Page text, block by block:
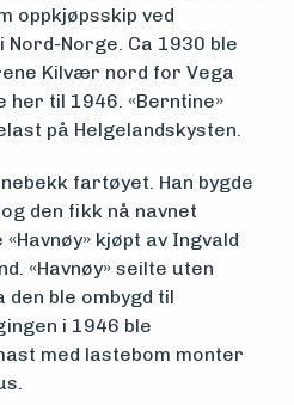
oppkjøpsskip ved
Norge. Ca 1930 ble
Kilvær nord for Vega
her til 1946. «Berntine»
på Helgelandskysten.
fartøyet. Han bygde
den fikk nå navnet
«Havnøy» kjøpt av Ingvald
«Havnøy» seilte uten
ble ombygd til
i 1946 ble
med lastebom monter